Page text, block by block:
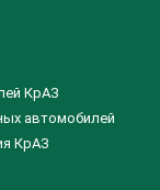
КрАЗ
автомобилей
КрАЗ